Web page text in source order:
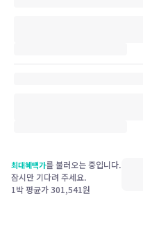
최대혜택가를 불러오는 중입니다.
잠시만 기다려 주세요.
1박 평균가301,541원